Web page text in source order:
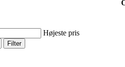
Højeste pris
Filter